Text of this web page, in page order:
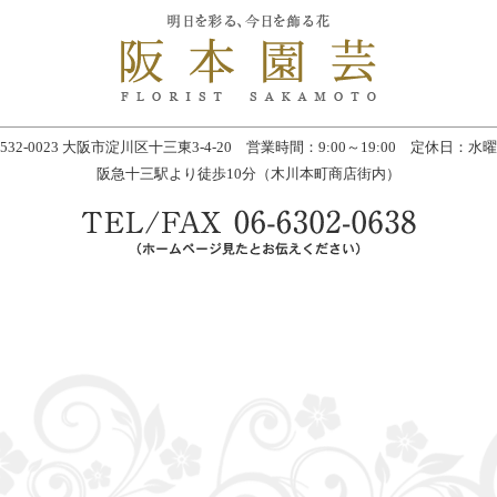
0023 大阪市淀川区十三東3-4-20 営業時間：9:00～19:00 定休日：水
阪急十三駅より徒歩10分（木川本町商店街内）